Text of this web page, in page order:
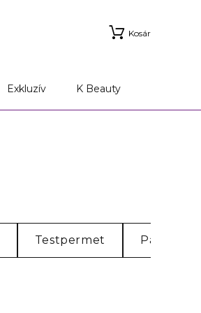
Kosár
Exkluzív K Beauty
Testpermet Parfüm